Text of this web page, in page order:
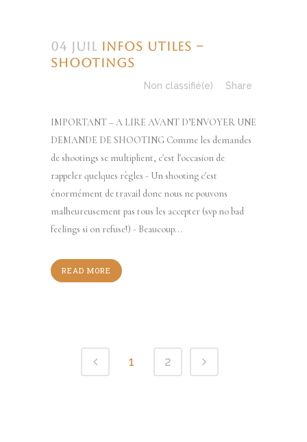
04 Juil Infos utiles –
SHOOTINGS
Non classifié(e) Share
IMPORTANT – A LIRE AVANT D’ENVOYER UNE
DEMANDE DE SHOOTING Comme les demandes
de shootings se multiplient, c'est l'occasion de
rappeler quelques règles - Un shooting c'est
énormément de travail donc nous ne pouvons
malheureusement pas tous les accepter (svp no bad
feelings si on refuse!) - Beaucoup...
READ MORE
1 2